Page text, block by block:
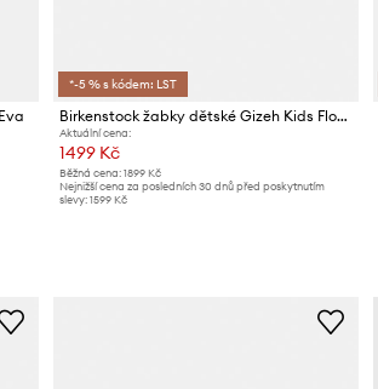
*-5 % s kódem: LST
Birkenstock žabky dětské Gizeh Kids Flowers BF
Aktuální cena:
1499 Kč
Běžná cena: 1899 Kč
Nejnižší cena za posledních 30 dnů před poskytnutím
slevy: 1599 Kč